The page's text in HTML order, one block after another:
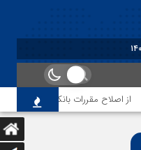
از اصلاح مقررات بانکی و ارزی تا